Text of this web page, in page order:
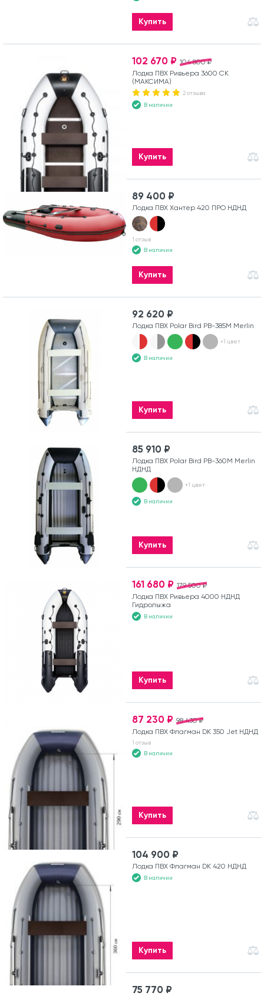
Купить
104 800 ₽
102 670 ₽
Лодка ПВХ Ривьера 3600 СК
(МАКСИМА)
2 отзыва
В наличии
Купить
89 400 ₽
Лодка ПВХ Хантер 420 ПРО НДНД
1 отзыв
В наличии
Купить
92 620 ₽
Лодка ПВХ Polar Bird PB-385M Merlin
+1 цвет
В наличии
Купить
85 910 ₽
Лодка ПВХ Polar Bird PB-360M Merlin
НДНД
+1 цвет
В наличии
Купить
179 500 ₽
161 680 ₽
Лодка ПВХ Ривьера 4000 НДНД
Гидролыжа
В наличии
Купить
98 430 ₽
87 230 ₽
Лодка ПВХ Флагман DK 350 Jet НДНД
1 отзыв
В наличии
Купить
104 900 ₽
Лодка ПВХ Флагман DK 420 НДНД
В наличии
Купить
75 770 ₽